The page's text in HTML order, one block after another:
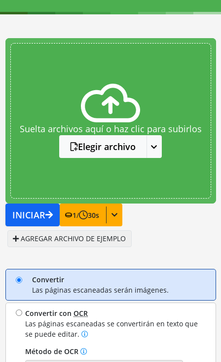
Suelta archivos aquí o haz clic para subirlos
Elegir archivo
INICIAR 1/ 30s
AGREGAR ARCHIVO DE EJEMPLO
Convertir
Las páginas escaneadas serán imágenes.
Convertir conOCR
Las páginas escaneadas se convertirán en texto que
se puede editar.
Método de OCR